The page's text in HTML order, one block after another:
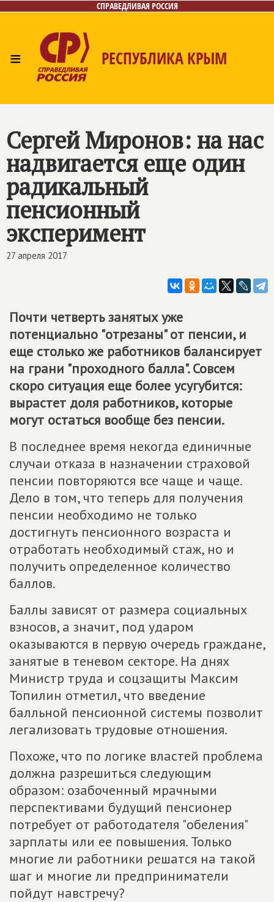
СПРАВЕДЛИВАЯ РОССИЯ
≡ РЕСПУБЛИКА КРЫМ
Сергей Миронов: на нас
надвигается еще один
радикальный
пенсионный
эксперимент
27 апреля 2017
Почти четверть занятых уже
потенциально "отрезаны" от пенсии, и
еще столько же работников балансирует
на грани "проходного балла". Совсем
скоро ситуация еще более усугубится:
вырастет доля работников, которые
могут остаться вообще без пенсии.
В последнее время некогда единичные
случаи отказа в назначении страховой
пенсии повторяются все чаще и чаще.
Дело в том, что теперь для получения
пенсии необходимо не только
достигнуть пенсионного возраста и
отработать необходимый стаж, но и
получить определенное количество
баллов.
Баллы зависят от размера социальных
взносов, а значит, под ударом
оказываются в первую очередь граждане,
занятые в теневом секторе. На днях
Министр труда и соцзащиты Максим
Топилин отметил, что введение
балльной пенсионной системы позволит
легализовать трудовые отношения.
Похоже, что по логике властей проблема
должна разрешиться следующим
образом: озабоченный мрачными
перспективами будущий пенсионер
потребует от работодателя "обеления"
зарплаты или ее повышения. Только
многие ли работники решатся на такой
шаг и многие ли предприниматели
пойдут навстречу?